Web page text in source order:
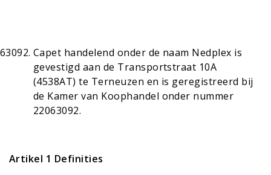
Capet handelend onder de naam Nedplex is
gevestigd aan de Transportstraat 10A
(4538AT) te Terneuzen en is geregistreerd bij
de Kamer van Koophandel onder nummer
22063092.
Artikel 1 Definities